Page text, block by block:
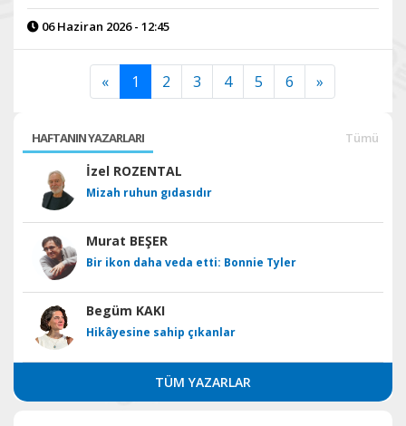
06 Haziran 2026 - 12:45
« 1 2 3 4 5 6 »
HAFTANIN YAZARLARI Tümü
İzel ROZENTAL
Mizah ruhun gıdasıdır
Murat BEŞER
Bir ikon daha veda etti: Bonnie Tyler
Begüm KAKI
Hikâyesine sahip çıkanlar
TÜM YAZARLAR